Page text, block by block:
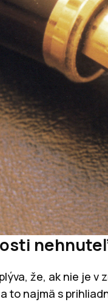
že, ak nie je
to najmä s